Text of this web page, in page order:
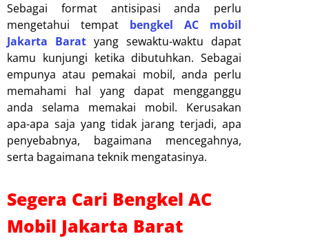
Sebagai format antisipasi anda perlu
mengetahui tempat bengkel AC mobil
Jakarta Barat yang sewaktu-waktu dapat
kamu kunjungi ketika dibutuhkan. Sebagai
empunya atau pemakai mobil, anda perlu
memahami hal yang dapat mengganggu
anda selama memakai mobil. Kerusakan
apa-apa saja yang tidak jarang terjadi, apa
penyebabnya, bagaimana mencegahnya,
serta bagaimana teknik mengatasinya.
Segera Cari Bengkel AC
Mobil Jakarta Barat